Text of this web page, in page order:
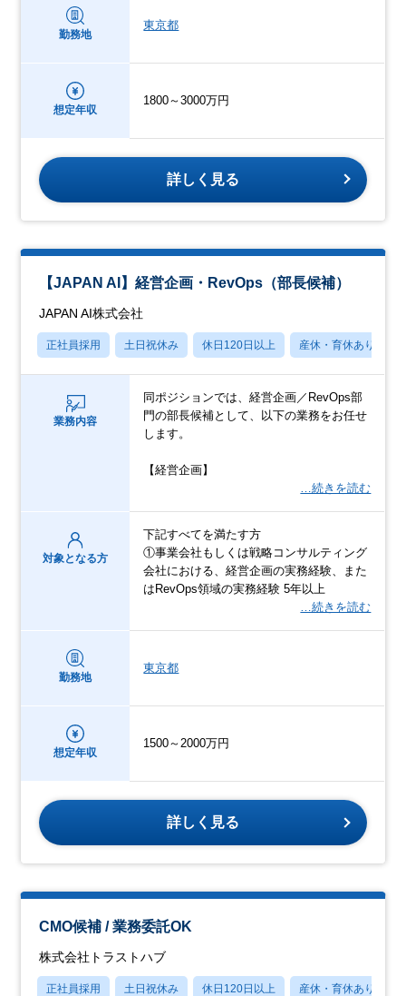
勤務地
東京都
想定年収
1800～3000万円
詳しく見る
【JAPAN AI】経営企画・RevOps（部長候補）
JAPAN AI株式会社
正社員採用 土日祝休み 休日120日以上 産休・育休あり
業務内容
同ポジションでは、経営企画／RevOps部
門の部長候補として、以下の業務をお任せ
します。
【経営企画】
…続きを読む
対象となる方
下記すべてを満たす方
①事業会社もしくは戦略コンサルティング
会社における、経営企画の実務経験、また
はRevOps領域の実務経験 5年以上
…続きを読む
勤務地
東京都
想定年収
1500～2000万円
詳しく見る
CMO候補 / 業務委託OK
株式会社トラストハブ
正社員採用 土日祝休み 休日120日以上 産休・育休あり